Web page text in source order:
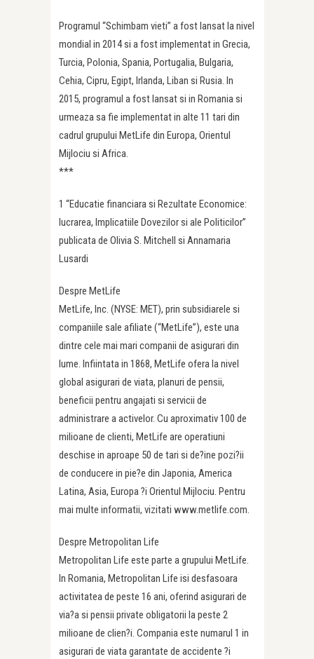
Programul “Schimbam vieti” a fost lansat la nivel
mondial in 2014 si a fost implementat in Grecia,
Turcia, Polonia, Spania, Portugalia, Bulgaria,
Cehia, Cipru, Egipt, Irlanda, Liban si Rusia. In
2015, programul a fost lansat si in Romania si
urmeaza sa fie implementat in alte 11 tari din
cadrul grupului MetLife din Europa, Orientul
Mijlociu si Africa.
***
1 “Educatie financiara si Rezultate Economice:
lucrarea, Implicatiile Dovezilor si ale Politicilor”
publicata de Olivia S. Mitchell si Annamaria
Lusardi
Despre MetLife
MetLife, Inc. (NYSE: MET), prin subsidiarele si
companiile sale afiliate (“MetLife”), este una
dintre cele mai mari companii de asigurari din
lume. Infiintata in 1868, MetLife ofera la nivel
global asigurari de viata, planuri de pensii,
beneficii pentru angajati si servicii de
administrare a activelor. Cu aproximativ 100 de
milioane de clienti, MetLife are operatiuni
deschise in aproape 50 de tari si de?ine pozi?ii
de conducere in pie?e din Japonia, America
Latina, Asia, Europa ?i Orientul Mijlociu. Pentru
mai multe informatii, vizitati www.metlife.com.
Despre Metropolitan Life
Metropolitan Life este parte a grupului MetLife.
In Romania, Metropolitan Life isi desfasoara
activitatea de peste 16 ani, oferind asigurari de
via?a si pensii private obligatorii la peste 2
milioane de clien?i. Compania este numarul 1 in
asigurari de viata garantate de accidente ?i